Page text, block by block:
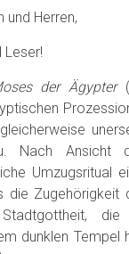
und Herren,
Leser!
der Ägypter
Nach Ansicht
Umzugsritual
die Zugehörigkeit
Stadtgottheit,
dunklen Tempel